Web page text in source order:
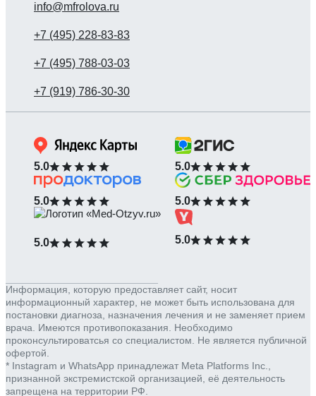
info@mfrolova.ru
5.0 5.0
5.0 5.0
5.0 5.0
Информация, которую предоставляет сайт, носит
информационный характер, не может быть использована для
постановки диагноза, назначения лечения и не заменяет прием
врача. Имеются противопоказания. Необходимо
проконсультироватсья со специалистом. Не является публичной
офертой.
* Instagram и WhatsApp принадлежат Meta Platforms Inc.,
признанной экстремистской организацией, её деятельность
запрещена на территории РФ.